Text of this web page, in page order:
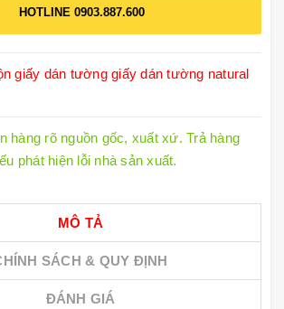
HOTLINE 0903.887.600
giấy dán tường giấy dán tường natural
hàng rõ nguồn gốc, xuất xứ. Trả hàng
phát hiện lỗi nhà sản xuất.
MÔ TẢ
SÁCH & QUY ĐỊNH
ĐÁNH GIÁ